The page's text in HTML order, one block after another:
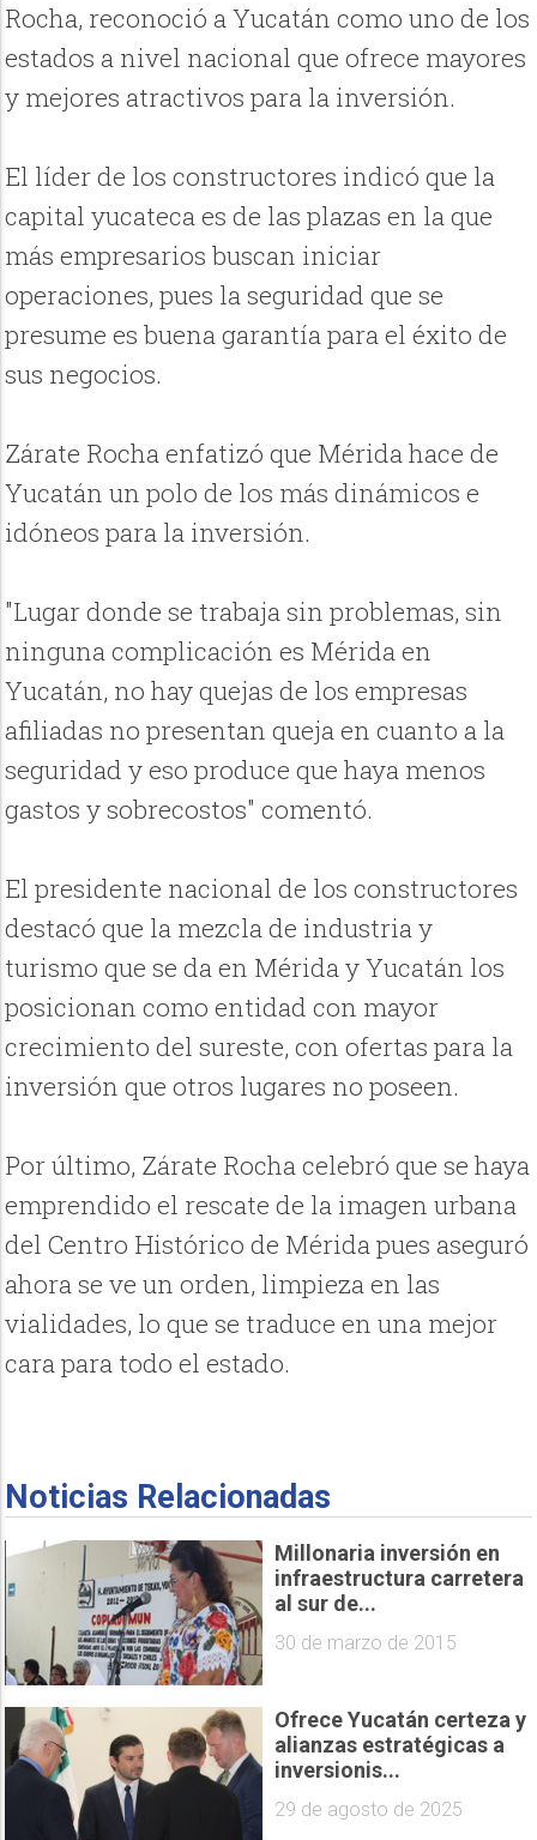
Rocha, reconoció a Yucatán como uno de los
estados a nivel nacional que ofrece mayores
y mejores atractivos para la inversión.
El líder de los constructores indicó que la
capital yucateca es de las plazas en la que
más empresarios buscan iniciar
operaciones, pues la seguridad que se
presume es buena garantía para el éxito de
sus negocios.
Zárate Rocha enfatizó que Mérida hace de
Yucatán un polo de los más dinámicos e
idóneos para la inversión.
"Lugar donde se trabaja sin problemas, sin
ninguna complicación es Mérida en
Yucatán, no hay quejas de los empresas
afiliadas no presentan queja en cuanto a la
seguridad y eso produce que haya menos
gastos y sobrecostos" comentó.
El presidente nacional de los constructores
destacó que la mezcla de industria y
turismo que se da en Mérida y Yucatán los
posicionan como entidad con mayor
crecimiento del sureste, con ofertas para la
inversión que otros lugares no poseen.
Por último, Zárate Rocha celebró que se haya
emprendido el rescate de la imagen urbana
del Centro Histórico de Mérida pues aseguró
ahora se ve un orden, limpieza en las
vialidades, lo que se traduce en una mejor
cara para todo el estado.
Noticias Relacionadas
Millonaria inversión en
infraestructura carretera
al sur de...
30 de marzo de 2015
Ofrece Yucatán certeza y
alianzas estratégicas a
inversionis...
29 de agosto de 2025